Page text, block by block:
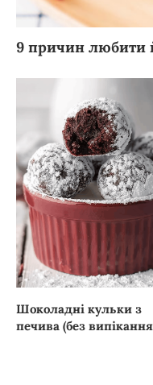
9 причин любити
Шоколадні кульки з
печива (без